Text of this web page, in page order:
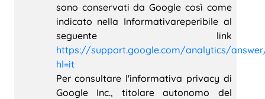
sono conservati da Google così come
indicato nella Informativareperibile al
seguente link
https://support.google.com/analytics/
hl=it
Per consultare l'informativa privacy di
Google Inc., titolare autonomo del